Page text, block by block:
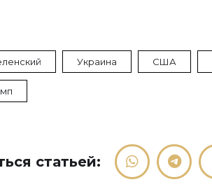
Украина США
статьей: